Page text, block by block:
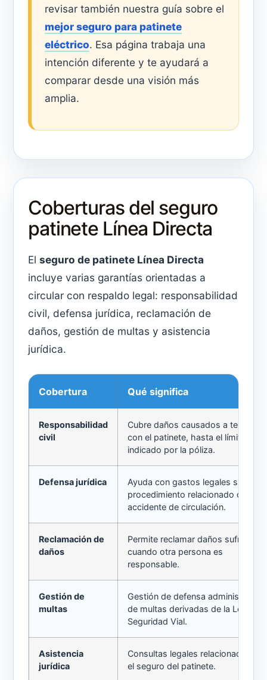
revisar también nuestra guía sobre el
mejor seguro para patinete
eléctrico. Esa página trabaja una
intención diferente y te ayudará a
comparar desde una visión más
amplia.
Coberturas del seguro
patinete Línea Directa
El seguro de patinete Línea Directa
incluye varias garantías orientadas a
circular con respaldo legal: responsabilidad
civil, defensa jurídica, reclamación de
daños, gestión de multas y asistencia
jurídica.
Cobertura Qué significa
Responsabilidad
civil
Cubre daños causados a terceros
con el patinete, hasta el límite
indicado por la póliza.
Defensa jurídica
Ayuda con gastos legales si hay
procedimiento relacionado con un
accidente de circulación.
Reclamación de
daños
Permite reclamar daños sufridos
cuando otra persona es
responsable.
Gestión de
multas
Gestión de defensa administrativa
de multas derivadas de la Ley de
Seguridad Vial.
Asistencia
jurídica
Consultas legales relacionadas
el seguro del patinete.